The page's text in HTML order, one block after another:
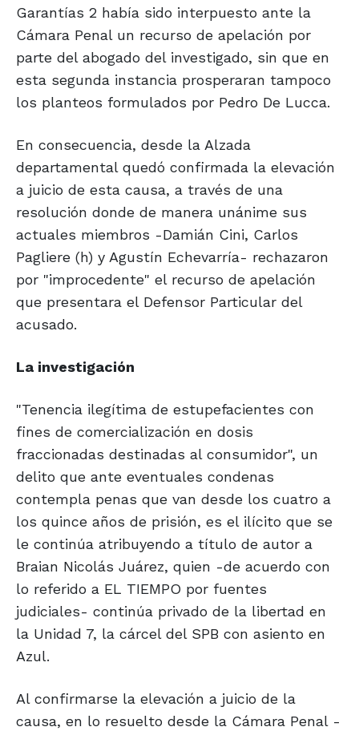
Garantías 2 había sido interpuesto ante la
Cámara Penal un recurso de apelación por
parte del abogado del investigado, sin que en
esta segunda instancia prosperaran tampoco
los planteos formulados por Pedro De Lucca.
En consecuencia, desde la Alzada
departamental quedó confirmada la elevación
a juicio de esta causa, a través de una
resolución donde de manera unánime sus
actuales miembros -Damián Cini, Carlos
Pagliere (h) y Agustín Echevarría- rechazaron
por "improcedente" el recurso de apelación
que presentara el Defensor Particular del
acusado.
La investigación
"Tenencia ilegítima de estupefacientes con
fines de comercialización en dosis
fraccionadas destinadas al consumidor", un
delito que ante eventuales condenas
contempla penas que van desde los cuatro a
los quince años de prisión, es el ilícito que se
le continúa atribuyendo a título de autor a
Braian Nicolás Juárez, quien -de acuerdo con
lo referido a EL TIEMPO por fuentes
judiciales- continúa privado de la libertad en
la Unidad 7, la cárcel del SPB con asiento en
Azul.
Al confirmarse la elevación a juicio de la
causa, en lo resuelto desde la Cámara Penal -